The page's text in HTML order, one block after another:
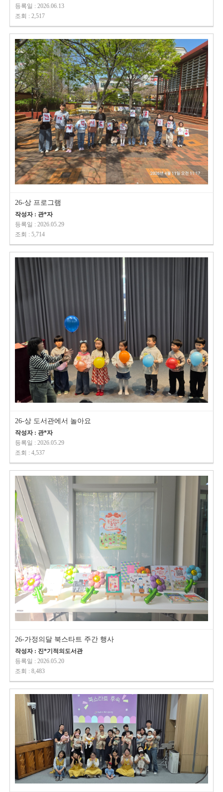
등록일 : 2026.06.13
조회 : 2,517
26-상 프로그램
작성자 : 관*자
등록일 : 2026.05.29
조회 : 5,714
26-상 도서관에서 놀아요
작성자 : 관*자
등록일 : 2026.05.29
조회 : 4,537
26-가정의달 북스타트 주간 행사
작성자 : 진*기적의도서관
등록일 : 2026.05.20
조회 : 8,483